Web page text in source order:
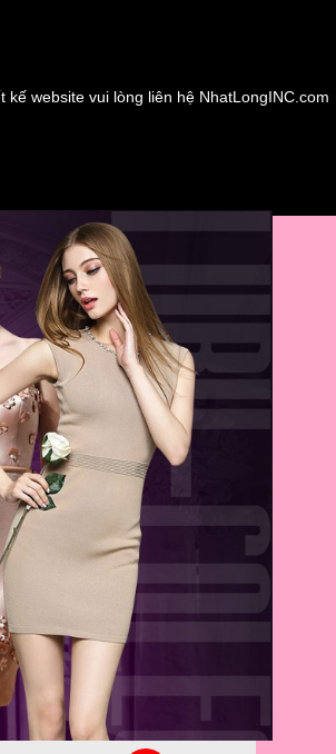
website vui lòng liên hệ NhatLongINC.com